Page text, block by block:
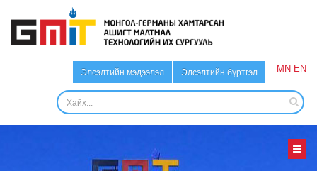
Элсэлтийн мэдээлэл Элсэлтийн бүртгэл MN EN